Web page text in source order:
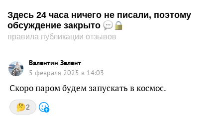
Здесь 24 часа ничего не писали, поэтому
обсуждение закрыто
правила публикации отзывов
Валентин Зелент
5 февраля 2025 в 14:03
Скоро паром будем запускать в космос.
2